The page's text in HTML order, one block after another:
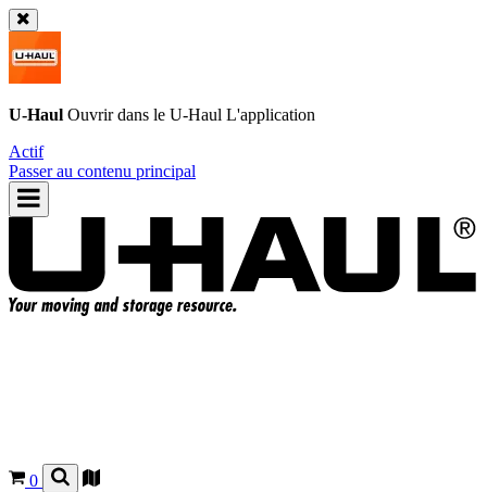
U-Haul Ouvrir dans le U-Haul L'application
Actif
Passer au contenu principal
0